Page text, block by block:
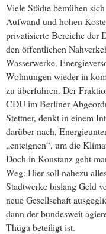
Viele Städte bemühen
Aufwand und hohen
privatisierte Bereiche der
den öffentlichen
Wasserwerke,
Wohnungen wieder in
zu überführen. Der
CDU im Berliner
Stettner, denkt in einem
darüber nach,
„enteignen“, um die
Doch in Konstanz geht
Weg: Hier soll nahezu
Stadtwerke bislang Geld
neue Gesellschaft
dann der bundesweit
Thüga beteiligt ist.